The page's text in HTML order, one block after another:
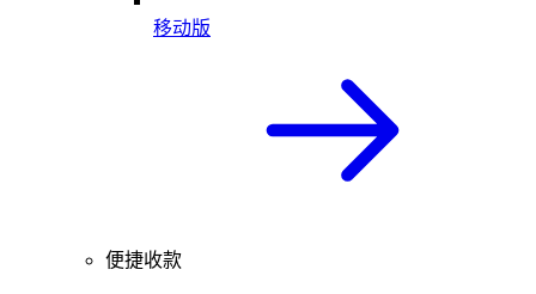
移动版
便捷收款